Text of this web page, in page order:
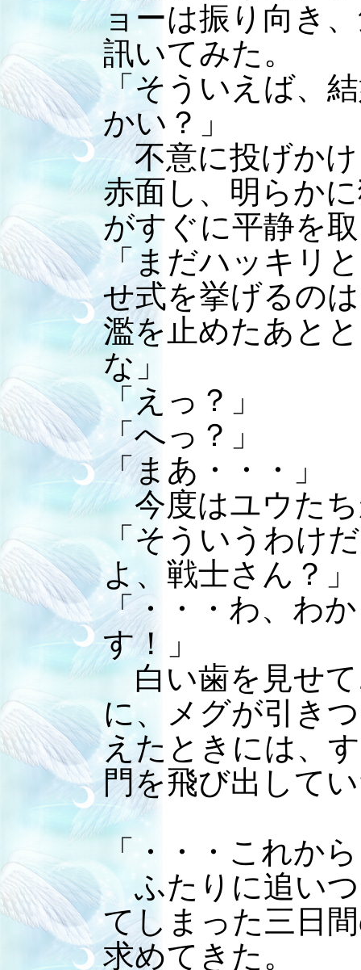
ョーは振り向き
訊いてみた。
「そういえば、
かい？」
不意に投げかけ
赤面し、明らか
がすぐに平静を
「まだハッキリ
せ式を挙げるの
濫を止めたあと
な」
「えっ？」
「へっ？」
「まあ・・・」
今度はユウたち
「そういうわけ
よ、戦士さん？」
「・・・わ、わ
す！」
白い歯を見せて
に、メグが引き
えたときには、
門を飛び出して
「・・・これか
ふたりに追い
てしまった三日
求めてきた。